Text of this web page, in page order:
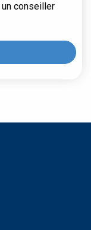
un conseiller